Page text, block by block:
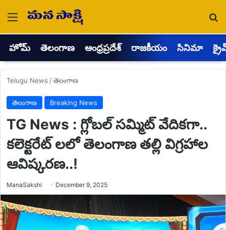
Menu
హోమ్ తెలంగాణ ఆంధ్రప్రదేశ్ రాజకీయం సినిమా
Telugu News /తెలంగాణ
తెలంగాణ Breaking News
TG News : గ్లోబల్ సమ్మిట్ వేదికగా..
కలెక్టరేట్ లలో తెలంగాణ తల్లి విగ్రహాల
ఆవిష్కరణ..!
ManaSakshi Send December 9, 2025